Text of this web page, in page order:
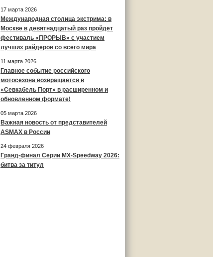
17 марта 2026
Международная столица экстрима: в
Москве в девятнадцатый раз пройдет
фестиваль «ПРОРЫВ» с участием
лучших райдеров со всего мира
11 марта 2026
Главное событие российского
мотосезона возвращается в
«Севкабель Порт» в расширенном и
обновленном формате!
05 марта 2026
Важная новость от представителей
ASMAX в России
24 февраля 2026
Гранд-финал Серии MX-Speedway 2026:
битва за титул